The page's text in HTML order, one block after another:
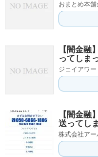
おまとめ本舗
【闇金融
ってしま
ジェイアワー
【闇金融
送ってし
株式会社アー